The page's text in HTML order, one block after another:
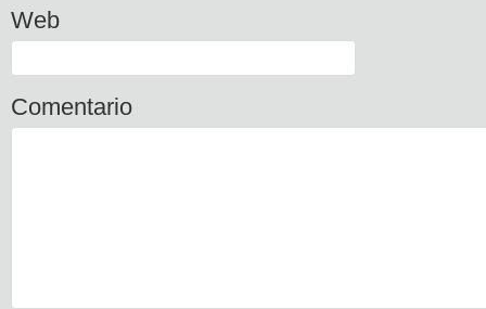
Web
Comentario